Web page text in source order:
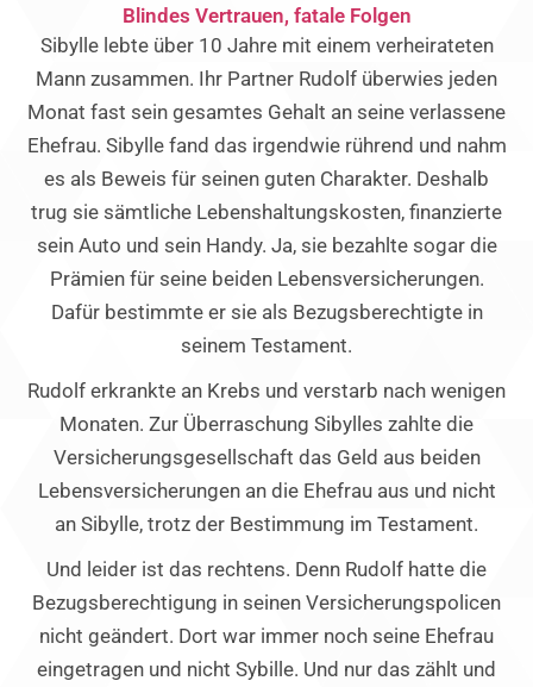
Blindes Vertrauen, fatale Folgen
Sibylle lebte über 10 Jahre mit einem verheirateten
Mann zusammen. Ihr Partner Rudolf überwies jeden
Monat fast sein gesamtes Gehalt an seine verlassene
Ehefrau. Sibylle fand das irgendwie rührend und nahm
es als Beweis für seinen guten Charakter. Deshalb
trug sie sämtliche Lebenshaltungskosten, finanzierte
sein Auto und sein Handy. Ja, sie bezahlte sogar die
Prämien für seine beiden Lebensversicherungen.
Dafür bestimmte er sie als Bezugsberechtigte in
seinem Testament.
Rudolf erkrankte an Krebs und verstarb nach wenigen
Monaten. Zur Überraschung Sibylles zahlte die
Versicherungsgesellschaft das Geld aus beiden
Lebensversicherungen an die Ehefrau aus und nicht
an Sibylle, trotz der Bestimmung im Testament.
Und leider ist das rechtens. Denn Rudolf hatte die
Bezugsberechtigung in seinen Versicherungspolicen
nicht geändert. Dort war immer noch seine Ehefrau
eingetragen und nicht Sybille. Und nur das zählt und